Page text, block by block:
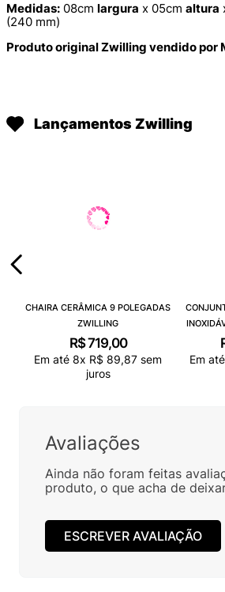
Medidas: 08cm largura x 05cm altura
(240 mm)
Produto original Zwilling vendido por
Lançamentos Zwilling
CHAIRA CERÂMICA 9 POLEGADAS
ZWILLING
R$719,00
Em até 8x R$ 89,87 sem
juros
Em até
Avaliações
Ainda não foram feitas
produto, o que acha de
ESCREVER AVALIAÇÃO